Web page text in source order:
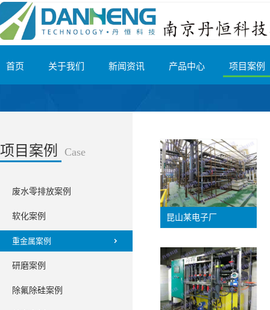
首页 关于我们 新闻资讯 产品中心 项目案例
项目案例 Case
废水零排放案例
软化案例
重金属案例
研磨案例
除氟除硅案例
昆山某电子厂